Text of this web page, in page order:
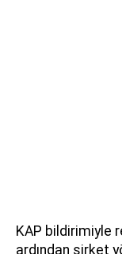
KAP bildirimiyle
ardından şirket